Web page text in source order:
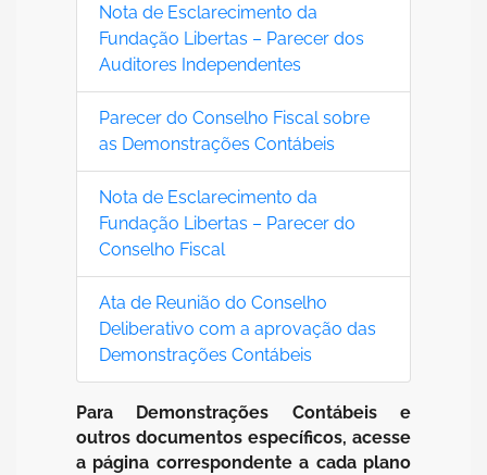
Nota de Esclarecimento da
Fundação Libertas – Parecer dos
Auditores Independentes
Parecer do Conselho Fiscal sobre
as Demonstrações Contábeis
Nota de Esclarecimento da
Fundação Libertas – Parecer do
Conselho Fiscal
Ata de Reunião do Conselho
Deliberativo com a aprovação das
Demonstrações Contábeis
Para Demonstrações Contábeis e
outros documentos específicos, acesse
a página correspondente a cada plano